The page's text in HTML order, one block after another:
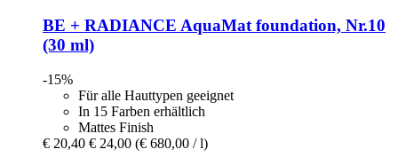
BE + RADIANCE AquaMat foundation, Nr.10
(30 ml)
-15%
Für alle Hauttypen geeignet
In 15 Farben erhältlich
Mattes Finish
€ 20,40 € 24,00 (€ 680,00 / l)